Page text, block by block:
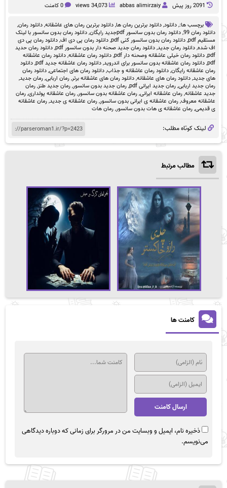
2091 روز پيش abbas alimirzaiy
34,073 views 0 کامنت
برچسب ها:,دانلود,دانلود برترین رمان ها,دانلود برترین رمان های عاشقانه,دانلود رمان,
دانلود رمان 99
,دانلود رمان بدون سانسور pdfجدید رایگان ,دانلود رمان بدون سانسور با لینک
مستقیم pdf
,دانلود رمان بدون سانسور کنی pdf ,دانلود رمان پی دی اف,دانلود رمان پی دی
اف شده,دانلود رمان جدید,دانلود رمان جدید صحنه دار بدون سانسور pdf ,دانلود رمان حدید
pdf
,دانلود رمان خیلی عاشقانه وصحنه دار pdf ,دانلود رمان عاشقانه,دانلود رمان عاشقانه
pdf
,دانلود رمان عاشقانه بدون سانسور برای اندروید,دانلود رمان عاشقانه جدید pdf ,دانلود
رمان عاشقانه رایگان,دانلود رمان عاشقانه و جذاب,دانلود رمان های اجتماعی,دانلود رمان
های جدید,دانلود رمان های عاشقانه,دانلود رمان های عاشقانه برتر,رمان اربابی,رمان جدید,
رمان جدید اربابی,رمان جدید ایرانی pdf ,رمان جدید بدون سانسور,رمان جدید طنز,رمان
جدید عاشقانه,رمان عاشقانه ایرانی,رمان عاشقانه بدون سانسور,رمان عاشقانه پولداری,رمان
عاشقانه معروف,رمان عاشقانه ی ایرانی بدون سانسور,رمان عاشقانه ی جدید,رمان عاشقانه
ی قدیمی,رمان عاشقانه ی هات بدون سانسور,رمان هات
لینک کوتاه مطلب:
مطالب مرتبط
کامنت ها
ذخیره نام، ایمیل و وبسایت من در مرورگر برای زمانی که دوباره دیدگاهی
می‌نویسم.